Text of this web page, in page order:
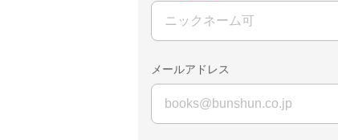
メールアドレス